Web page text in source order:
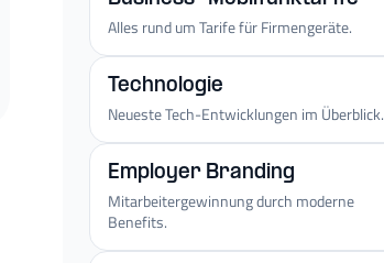
Alles rund um Tarife für Firmengeräte.
Technologie
Neueste Tech-Entwicklungen im Überblick.
Employer Branding
Mitarbeitergewinnung durch moderne
Benefits.